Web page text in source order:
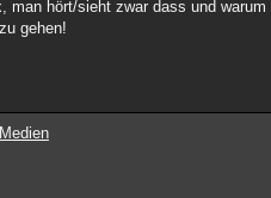
man hört/sieht zwar dass und
gehen!